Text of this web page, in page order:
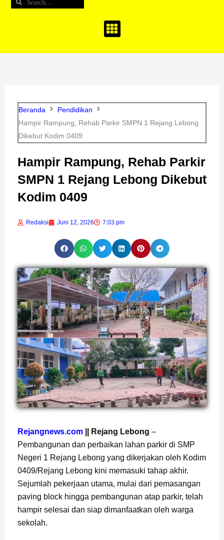
Beranda
Pendidikan
Hampir Rampung, Rehab Parkir SMPN 1 Rejang Lebong
Dikebut Kodim 0409
Hampir Rampung, Rehab Parkir
SMPN 1 Rejang Lebong Dikebut
Kodim 0409
Redaksi Juni 12, 2026 7:03 pm
Rejangnews.com|| Rejang Lebong –
Pembangunan dan perbaikan lahan parkir di SMP
Negeri 1 Rejang Lebong yang dikerjakan oleh Kodim
0409/Rejang Lebong kini memasuki tahap akhir.
Sejumlah pekerjaan utama, mulai dari pemasangan
paving block hingga pembangunan atap parkir, telah
hampir selesai dan siap dimanfaatkan oleh warga
sekolah.
Page
, Page
, Page